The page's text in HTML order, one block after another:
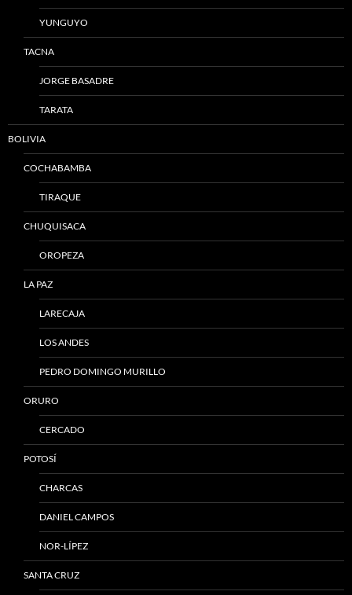
YUNGUYO
TACNA
JORGE BASADRE
TARATA
BOLIVIA
COCHABAMBA
TIRAQUE
CHUQUISACA
OROPEZA
LA PAZ
LARECAJA
LOS ANDES
PEDRO DOMINGO MURILLO
ORURO
CERCADO
POTOSÍ
CHARCAS
DANIEL CAMPOS
NOR-LÍPEZ
SANTA CRUZ